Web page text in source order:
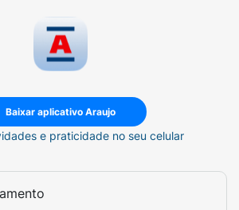
Baixar aplicativo Araujo
e praticidade no seu celular